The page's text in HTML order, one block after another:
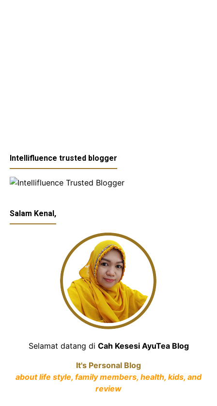
Intellifluence trusted blogger
Salam Kenal,
Selamat datang di Cah Kesesi AyuTea Blog
It's Personal Blog
about life style, family members, health, kids, and
review